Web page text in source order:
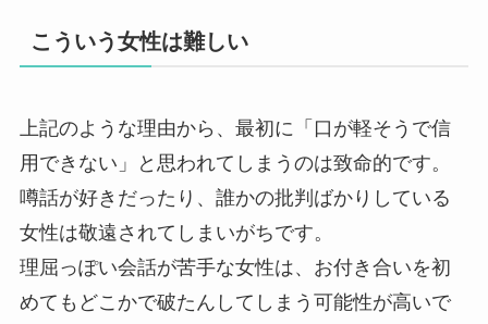
こういう女性は難しい
上記のような理由から、最初に「口が軽そうで信
用できない」と思われてしまうのは致命的です。
噂話が好きだったり、誰かの批判ばかりしている
女性は敬遠されてしまいがちです。
理屈っぽい会話が苦手な女性は、お付き合いを初
めてもどこかで破たんしてしまう可能性が高いで